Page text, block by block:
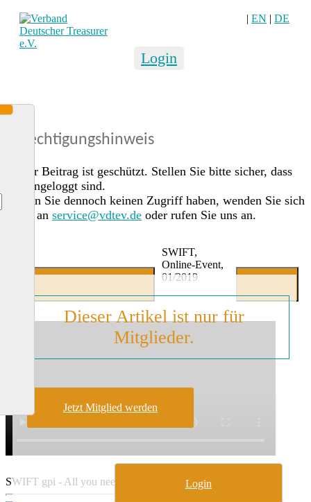
| EN | DE
Login
Berechtigungshinweis
Dieser Beitrag ist geschützt. Stellen Sie bitte sicher, dass
Sie eingeloggt sind.
Sollten Sie dennoch keinen Zugriff haben, wenden Sie sich
gerne an service@vdtev.de oder rufen Sie uns an.
SWIFT,
Online-Event,
01/2019
Dieser Artikel ist nur für
Mitglieder.
Jetzt Mitglied werden
Login
SWIFT gpi - All you need to know about the